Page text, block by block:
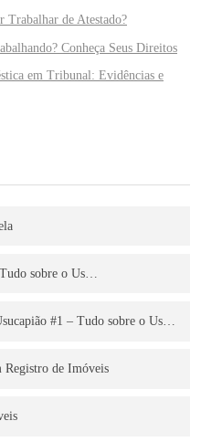
Trabalhar de Atestado?
Conheça Seus Direitos
em Tribunal: Evidências e
sobre o Us…
#1 – Tudo sobre o Us…
Registro de Imóveis